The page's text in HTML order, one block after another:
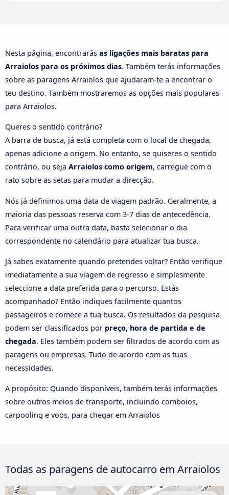
Nesta página, encontrarás as ligações mais baratas para
Arraiolos para os próximos dias. Também terás informações
sobre as paragens Arraiolos que ajudaram-te a encontrar o
teu destino. Também mostraremos as opções mais populares
para Arraiolos.
Queres o sentido contrário?
A barra de busca, já está completa com o local de chegada,
apenas adicione a origem. No entanto, se quiseres o sentido
contrário, ou seja Arraiolos como origem, carregue com o
rato sobre as setas para mudar a direcção.
Nós já definimos uma data de viagem padrão. Geralmente, a
maioria das pessoas reserva com 3-7 dias de antecedência.
Para verificar uma outra data, basta selecionar o dia
correspondente no calendário para atualizar tua busca.
Já sabes exatamente quando pretendes voltar? Então verifique
imediatamente a sua viagem de regresso e simplesmente
seleccione a data preferida para o percurso. Estás
acompanhado? Então indiques facilmente quantos
passageiros e comece a tua busca. Os resultados da pesquisa
podem ser classificados por preço, hora de partida e de
chegada. Eles também podem ser filtrados de acordo com as
paragens ou empresas. Tudo de acordo com as tuas
necessidades.
A propósito: Quando disponíveis, também terás informações
sobre outros meios de transporte, incluindo comboios,
carpooling e voos, para chegar em Arraiolos
Todas as paragens de autocarro em Arraiolos